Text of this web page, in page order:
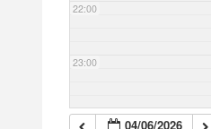
22:00
23:00
04/06/2026